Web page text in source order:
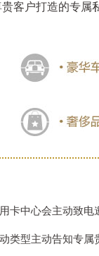
客户打造的专属
卡中心会主动致电
类型主动告知专